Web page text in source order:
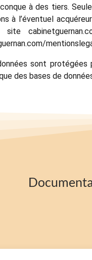
à des tiers.
à l’éventuel
site
sont
des bases de